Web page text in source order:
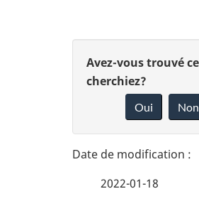
D
é
a
D
n
Avez-vous trouvé
cherchiez?
Oui Non
2022-01-18